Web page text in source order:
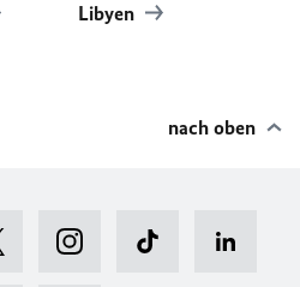
Libyen
nach oben